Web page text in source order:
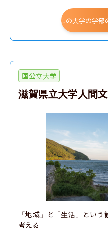
この大学の学部
国公立大学
滋賀県立大学人間
「地域」と「生活」とい
考える